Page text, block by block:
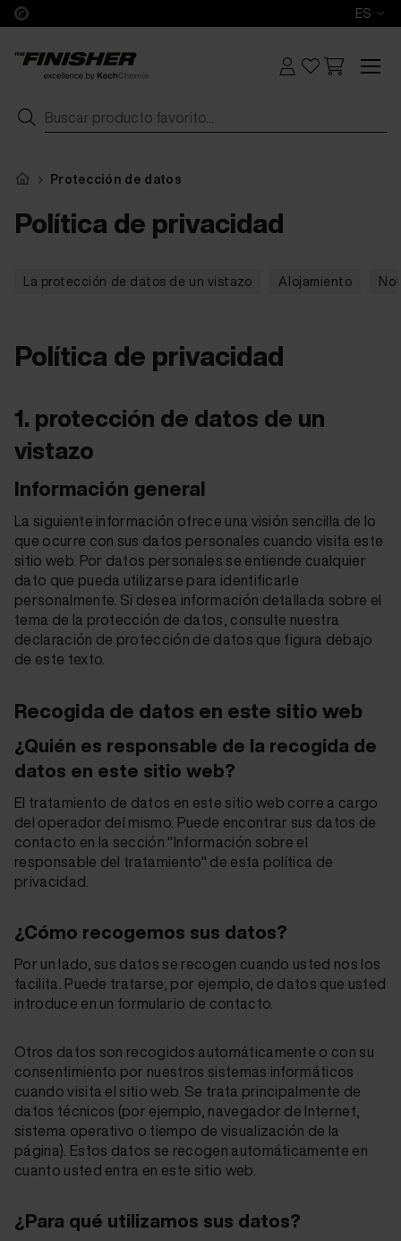
ES
Protección de datos
Política de privacidad
La protección de datos de un vistazo Alojamiento
Política de privacidad
1. protección de datos de un
vistazo
Información general
La siguiente información ofrece una visión sencilla de lo
que ocurre con sus datos personales cuando visita este
sitio web. Por datos personales se entiende cualquier
dato que pueda utilizarse para identificarle
personalmente. Si desea información detallada sobre el
tema de la protección de datos, consulte nuestra
declaración de protección de datos que figura debajo
de este texto.
Recogida de datos en este sitio web
¿Quién es responsable de la recogida de
datos en este sitio web?
El tratamiento de datos en este sitio web corre a cargo
del operador del mismo. Puede encontrar sus datos de
contacto en la sección "Información sobre el
responsable del tratamiento" de esta política de
privacidad.
¿Cómo recogemos sus datos?
Por un lado, sus datos se recogen cuando usted nos los
facilita. Puede tratarse, por ejemplo, de datos que usted
introduce en un formulario de contacto.
Otros datos son recogidos automáticamente o con su
consentimiento por nuestros sistemas informáticos
cuando visita el sitio web. Se trata principalmente de
datos técnicos (por ejemplo, navegador de Internet,
sistema operativo o tiempo de visualización de la
página). Estos datos se recogen automáticamente en
cuanto usted entra en este sitio web.
¿Para qué utilizamos sus datos?